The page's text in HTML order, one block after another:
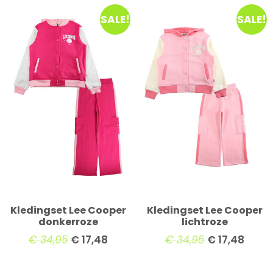
SALE!
Kledingset Lee Cooper
donkerroze
€34,95 €17,48
SALE!
Kledingset Lee Cooper
lichtroze
€34,95 €17,48